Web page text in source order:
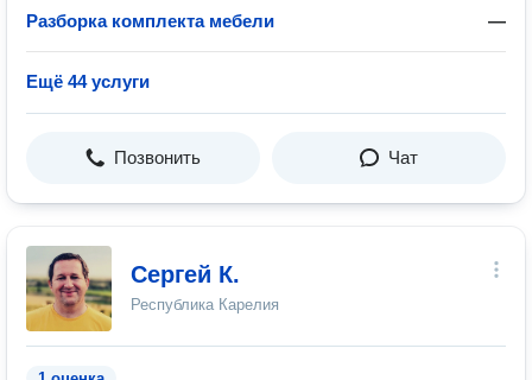
Разборка комплекта мебели —
Ещё 44 услуги
Позвонить Чат
Сергей К.
Республика Карелия